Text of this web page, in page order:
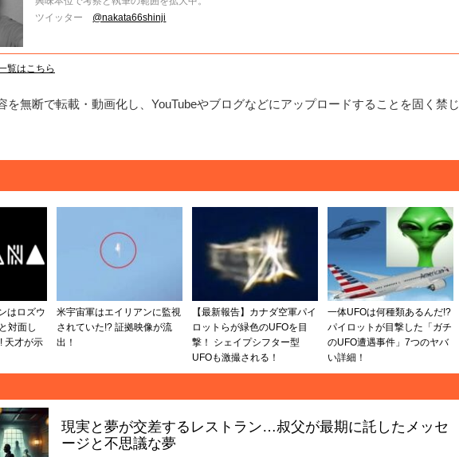
ツイッター @nakata66shinji
覧はこちら
を無断で転載・動画化し、YouTubeやブログなどにアップロードすることを固く禁じ
はロズウ
対面し
天才が示
米宇宙軍はエイリアンに監視
されていた!? 証拠映像が流
出！
【最新報告】カナダ空軍パイ
ロットらが緑色のUFOを目
撃！ シェイプシフター型
UFOも激撮される！
一体UFOは何種類あるんだ!?
パイロットが目撃した「ガチ
のUFO遭遇事件」7つのヤバ
い詳細！
現実と夢が交差するレストラン…叔父が最期に託したメッセ
ージと不思議な夢